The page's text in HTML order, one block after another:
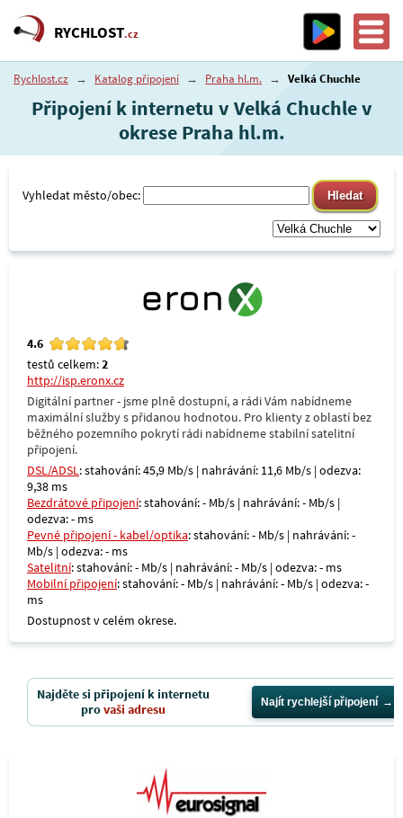
RYCHLOST.cz
Rychlost.cz → Katalog připojení → Praha hl.m. → Velká Chuchle
Připojení k internetu v Velká Chuchle v
okrese Praha hl.m.
Vyhledat město/obec:
4.6
testů celkem:2
http://isp.eronx.cz
Digitální partner - jsme plně dostupní, a rádi Vám nabídneme
maximální služby s přidanou hodnotou. Pro klienty z oblastí bez
běžného pozemního pokrytí rádi nabídneme stabilní satelitní
připojení.
DSL/ADSL: stahování: 45,9 Mb/s | nahrávání: 11,6 Mb/s | odezva:
9,38 ms
Bezdrátové připojení: stahování: - Mb/s | nahrávání: - Mb/s |
odezva: - ms
Pevné připojení - kabel/optika: stahování: - Mb/s | nahrávání: -
Mb/s | odezva: - ms
Satelitní: stahování: - Mb/s | nahrávání: - Mb/s | odezva: - ms
Mobilní připojení: stahování: - Mb/s | nahrávání: - Mb/s | odezva: -
ms
Dostupnost v celém okrese.
Najděte si připojení k internetu
provaši adresu Najít rychlejší připojení